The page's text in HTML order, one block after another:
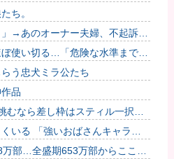
ち。
→あのオーナー夫婦、不起訴ｗ
使い切る…「危険な水準まで減
う忠犬ミラ公たち
品
むなら差し枠はスティル一択な
いる 「強いおばさんキャラ」
万部…全盛期653万部からここま